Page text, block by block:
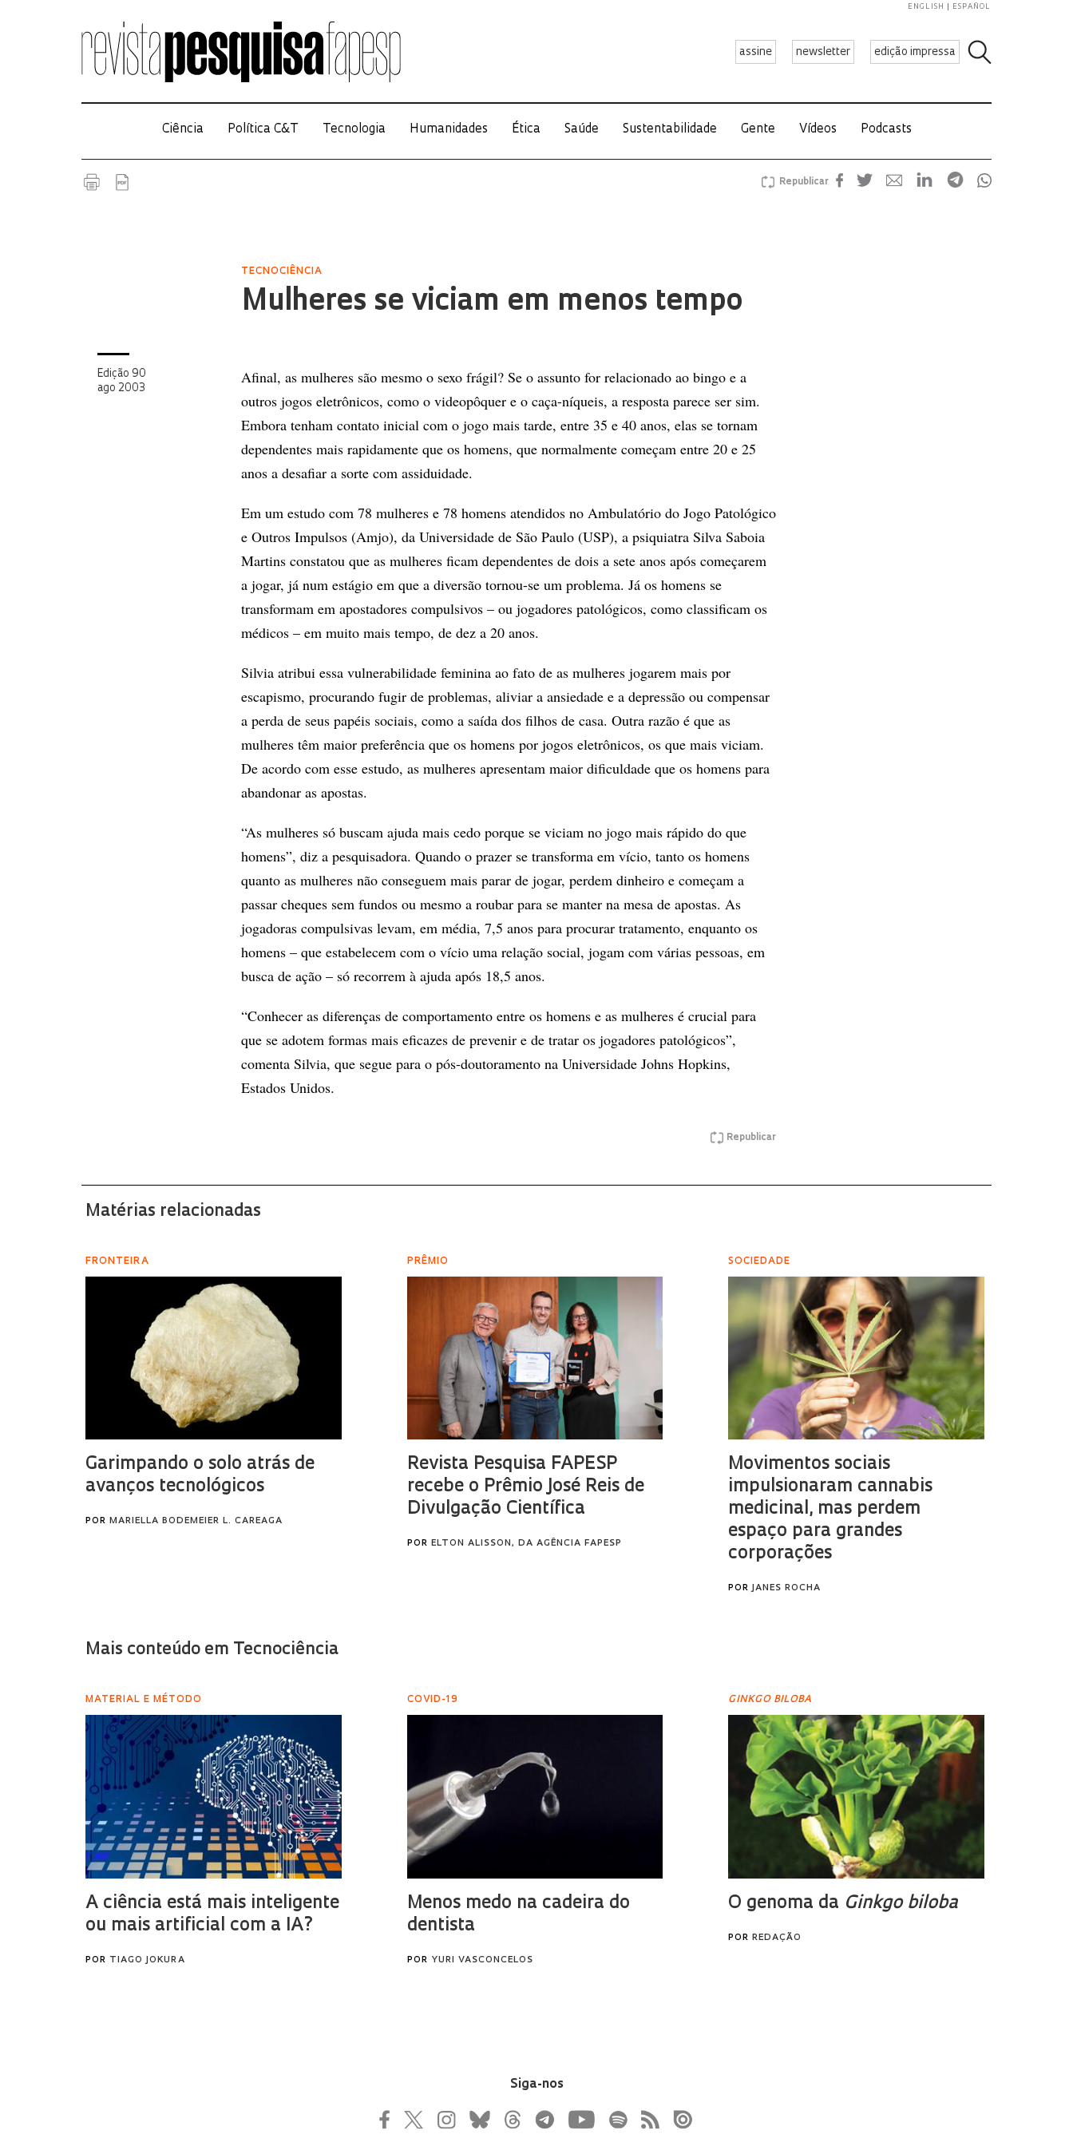
assine newsletter edição impressa
ENGLISH ESPAÑOL
Ciência Política C&T Tecnologia Humanidades Ética Saúde Sustentabilidade Gente Vídeos Podcasts
Republicar
TECNOCIÊNCIA
Mulheres se viciam em menos tempo
Edição 90
ago 2003
Afinal, as mulheres são mesmo o sexo frágil? Se o assunto for relacionado ao bingo e a
outros jogos eletrônicos, como o videopôquer e o caça-níqueis, a resposta parece ser sim.
Embora tenham contato inicial com o jogo mais tarde, entre 35 e 40 anos, elas se tornam
dependentes mais rapidamente que os homens, que normalmente começam entre 20 e 25
anos a desafiar a sorte com assiduidade.
Em um estudo com 78 mulheres e 78 homens atendidos no Ambulatório do Jogo Patológico
e Outros Impulsos (Amjo), da Universidade de São Paulo (USP), a psiquiatra Silva Saboia
Martins constatou que as mulheres ficam dependentes de dois a sete anos após começarem
a jogar, já num estágio em que a diversão tornou-se um problema. Já os homens se
transformam em apostadores compulsivos – ou jogadores patológicos, como classificam os
médicos – em muito mais tempo, de dez a 20 anos.
Silvia atribui essa vulnerabilidade feminina ao fato de as mulheres jogarem mais por
escapismo, procurando fugir de problemas, aliviar a ansiedade e a depressão ou compensar
a perda de seus papéis sociais, como a saída dos filhos de casa. Outra razão é que as
mulheres têm maior preferência que os homens por jogos eletrônicos, os que mais viciam.
De acordo com esse estudo, as mulheres apresentam maior dificuldade que os homens para
abandonar as apostas.
“As mulheres só buscam ajuda mais cedo porque se viciam no jogo mais rápido do que
homens”, diz a pesquisadora. Quando o prazer se transforma em vício, tanto os homens
quanto as mulheres não conseguem mais parar de jogar, perdem dinheiro e começam a
passar cheques sem fundos ou mesmo a roubar para se manter na mesa de apostas. As
jogadoras compulsivas levam, em média, 7,5 anos para procurar tratamento, enquanto os
homens – que estabelecem com o vício uma relação social, jogam com várias pessoas, em
busca de ação – só recorrem à ajuda após 18,5 anos.
“Conhecer as diferenças de comportamento entre os homens e as mulheres é crucial para
que se adotem formas mais eficazes de prevenir e de tratar os jogadores patológicos”,
comenta Silvia, que segue para o pós-doutoramento na Universidade Johns Hopkins,
Estados Unidos.
Republicar
Siga-nos